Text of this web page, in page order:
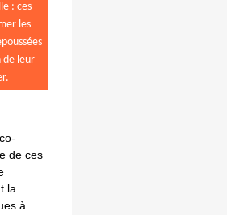
: ces
les
de leur
de ces
la
à